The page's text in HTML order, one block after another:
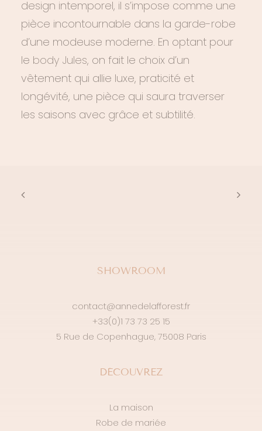
design intemporel, il s’impose comme une
pièce incontournable dans la garde-robe
d’une modeuse moderne. En optant pour
le body Jules, on fait le choix d’un
vêtement qui allie luxe, praticité et
longévité, une pièce qui saura traverser
les saisons avec grâce et subtilité.
SHOWROOM
contact@annedelafforest.fr
+33(0)1 73 73 25 15
5 Rue de Copenhague, 75008 Paris
DÉCOUVREZ
La maison
Robe de mariée